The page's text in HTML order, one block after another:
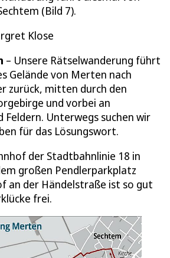
(Bild 7).
Klose
– Unsere Rätselwanderung führt
Gelände von Merten nach
zurück, mitten durch den
und vorbei an
Unterwegs suchen wir
für das Lösungswort.
der Stadtbahnlinie 18 in
großen Pendlerparkplatz
an der Händelstraße ist so gut
frei.